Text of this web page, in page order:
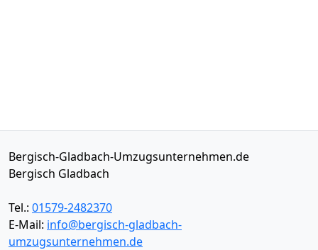
Bergisch-Gladbach-Umzugsunternehmen.de
Bergisch Gladbach
Tel.: 01579-2482370
E-Mail: info@bergisch-gladbach-
umzugsunternehmen.de